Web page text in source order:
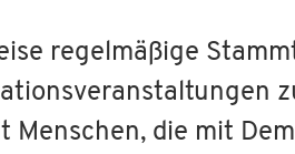
regelmäßige
Menschen, die mit